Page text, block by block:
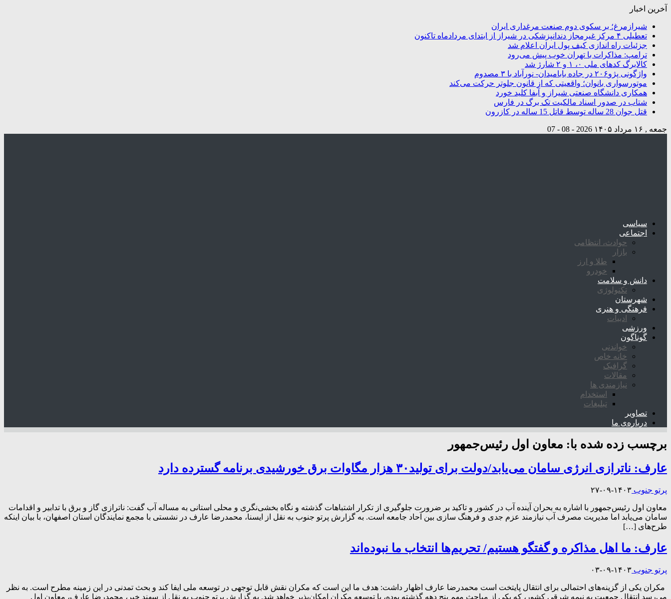
آخرین اخبار
شیرازمرغ؛ بر سکوی دوم صنعت مرغداری ایران
تعطیلی ۴ مرکز غیرمجاز دندانپزشکی در شیراز از ابتدای مردادماه تاکنون
جزئیات راه اندازی کیف پول ایران اعلام شد
ترامپ: مذاکرات با تهران خوب پیش می‌رود
کالابرگ کدهای ملی ۰، ۱ و ۲ شارژ شد
واژگونی پژو۲۰۶ در جاده بابامیدان- نورآباد با ۳ مصدوم
موتورسواری بانوان؛ واقعیتی که از قانون جلوتر حرکت می‌کند
همکاری دانشگاه صنعتی شیراز و آبفا کلید خورد
شتاب در صدور اسناد مالکیت تک برگ در فارس
قتل جوان 28 ساله توسط قاتل 15 ساله در کازرون
جمعه , ۱۶ مرداد ۱۴۰۵ 2026 - 08 - 07
سیاسی
اجتماعی
حوادث، انتظامی
بازار
طلا و ارز
خودرو
دانش و سلامت
تکنولوژی
شهرستان
فرهنگی و هنری
ادبیات
ورزشی
گوناگون
خواندنی
خانه خاص
گرافیک
مقالات
نیازمندی ها
استخدام
تبلیغات
تصاویر
درباره‌ی ما
برچسب زده شده با: معاون اول رئیس‌جمهور
عارف: ناترازی انرژی سامان می‌یابد/دولت برای تولید۳۰ هزار مگاوات برق خورشیدی برنامه‌ گسترده دارد
پرتو جنوب ۱۴۰۳-۰۹-۲۷
معاون اول رئیس‌جمهور با اشاره به بحران آینده آب در کشور و تاکید بر ضرورت جلوگیری از تکرار اشتباهات گذشته و نگاه بخشی‌نگری و محلی استانی به مساله آب گفت: ناترازی گاز و برق با تدابیر و اقدامات
سامان می‌یابد اما مدیریت مصرف آب نیازمند عزم جدی و فرهنگ سازی بین آحاد جامعه است. به گزارش پرتو جنوب به نقل از ایسنا، محمدرضا عارف در نشستی با مجمع نمایندگان استان اصفهان، با بیان اینکه
طرح‌های […]
عارف: ما اهل مذاکره و گفتگو هستیم/ تحریم‌ها انتخاب ما نبوده‌اند
پرتو جنوب ۱۴۰۳-۰۹-۰۳
مکران یکی از گزینه‌های احتمالی برای انتقال پایتخت است محمدرضا عارف اظهار داشت: هدف ما این است که مکران نقش قابل توجهی در توسعه ملی ایفا کند و بحث تمدنی در این زمینه مطرح است. به نظر
می‌رسد انتقال جمعیت به نیمه شرقی کشور، که یکی از مباحث مهم پنج دهه گذشته بوده، با توسعه مکران امکان‌پذیر خواهد شد. به گزارش پرتو جنوب به نقل از سهند خبر، محمدرضا عارف، معاون اول